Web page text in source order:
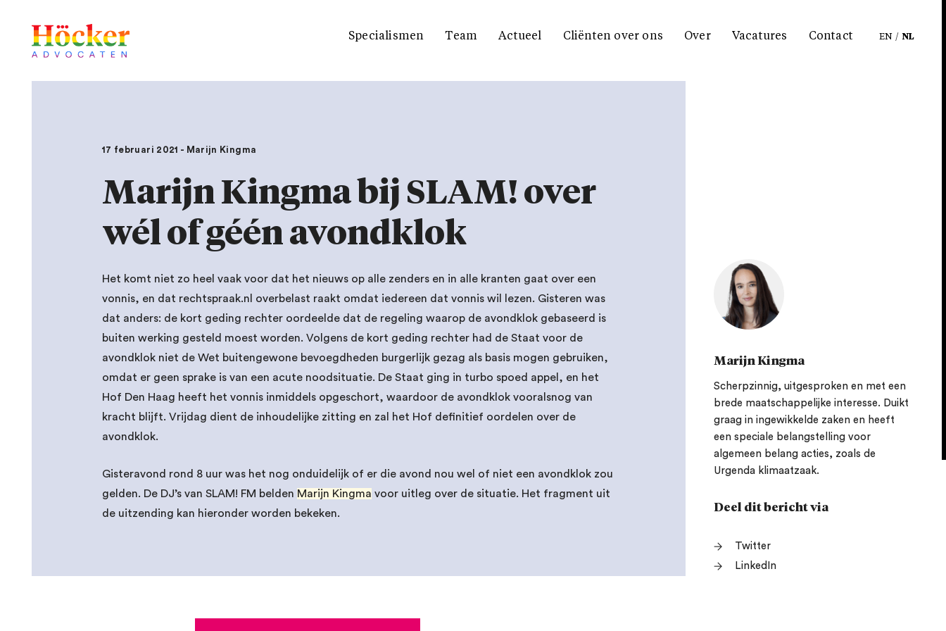
Specialismen Team Actueel Cliënten over ons Over Vacatures Contact EN / NL
17 februari 2021 - Marijn Kingma
Marijn Kingma bij SLAM! over
wél of géén avondklok
Het komt niet zo heel vaak voor dat het nieuws op alle zenders en in alle kranten gaat over een
vonnis, en dat rechtspraak.nl overbelast raakt omdat iedereen dat vonnis wil lezen. Gisteren was
dat anders: de kort geding rechter oordeelde dat de regeling waarop de avondklok gebaseerd is
buiten werking gesteld moest worden. Volgens de kort geding rechter had de Staat voor de
avondklok niet de Wet buitengewone bevoegdheden burgerlijk gezag als basis mogen gebruiken,
omdat er geen sprake is van een acute noodsituatie. De Staat ging in turbo spoed appel, en het
Hof Den Haag heeft het vonnis inmiddels opgeschort, waardoor de avondklok vooralsnog van
kracht blijft. Vrijdag dient de inhoudelijke zitting en zal het Hof definitief oordelen over de
avondklok.
Gisteravond rond 8 uur was het nog onduidelijk of er die avond nou wel of niet een avondklok zou
gelden. De DJ’s van SLAM! FM belden Marijn Kingma voor uitleg over de situatie. Het fragment uit
de uitzending kan hieronder worden bekeken.
Marijn Kingma
Scherpzinnig, uitgesproken en met een
brede maatschappelijke interesse. Duikt
graag in ingewikkelde zaken en heeft
een speciale belangstelling voor
algemeen belang acties, zoals de
Urgenda klimaatzaak.
Deel dit bericht via
Twitter
LinkedIn